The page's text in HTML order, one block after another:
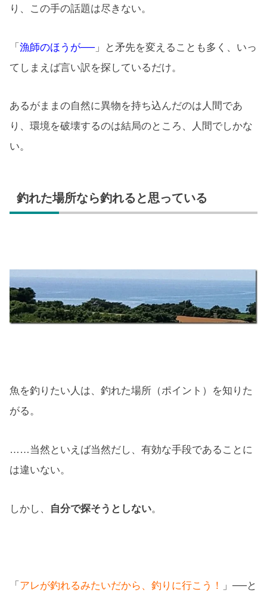
り、この手の話題は尽きない。
「 漁師のほうが──」と矛先を変えることも多く、いっ
てしまえば言い訳を探しているだけ。
あるがままの自然に異物を持ち込んだのは人間であ
り、環境を破壊するのは結局のところ、人間でしかな
い。
釣れた場所なら釣れると思っている
魚を釣りたい人は、釣れた場所（ポイント）を知りた
がる。
……当然といえば当然だし、有効な手段であることに
は違いない。
しかし、 自分で探そうとしない。
「 アレが釣れるみたいだから、釣りに行こう！
」──と